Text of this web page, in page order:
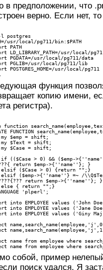
в предположении, что
верно. Если нет,
l postgres
usr/local/pg711/bin:$PATH
PATH
LD_LIBRARY_PATH=/usr/local/
PGDATA=/usr/local/pg711/data
PGLIB=/usr/local/pg711/lib
POSTGRES_HOME=/usr/local/pg711
функция
копию имени,
регистра).
function
FUNCTION
my $emp = shift;
my $Text = shift;
my $Case = shift;
if (($Case > 0) && ($emp-
{ return $emp->{''name''}; }
elsif ($Case > 0) {return "";}
elsif ($emp->{''name''} =~ /
{??? return $emp->{''name''}; }
else { return "";}
'plperl';
into EMPLOYEE values ('John
into EMPLOYEE values ('Jane
into EMPLOYEE values ('Giny
name from employee where
name from employee where
собой, пример
поиск удался. Я